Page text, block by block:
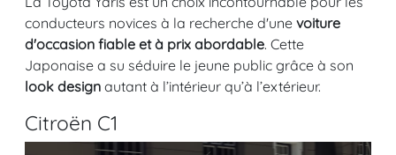
conducteurs novices à la recherche d'une voiture
d'occasion fiable et à prix abordable. Cette
Japonaise a su séduire le jeune public grâce à son
look design autant à l’intérieur qu’à l’extérieur.
Citroën C1